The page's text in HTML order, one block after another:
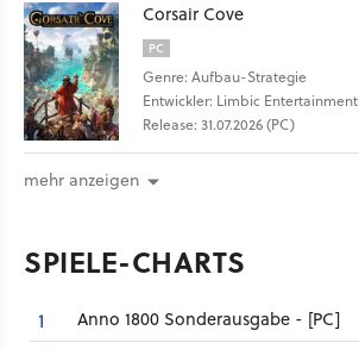
Corsair Cove
PC
Genre: Aufbau-Strategie
Entwickler: Limbic Entertainment
Release: 31.07.2026 (PC)
mehr anzeigen
SPIELE-CHARTS
1 Anno 1800 Sonderausgabe - [PC]